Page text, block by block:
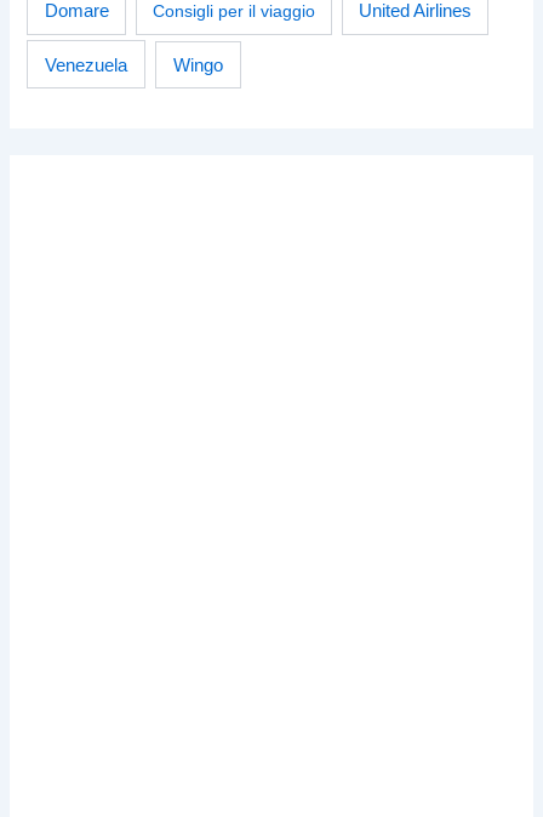
Domare Consigli per il viaggio United Airlines
Venezuela Wingo